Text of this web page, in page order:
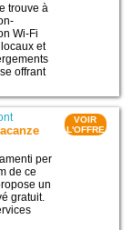
trouve à
Wi-Fi
et
offrant
per
de ce
un
gratuit.
VOIR
L'OFFRE